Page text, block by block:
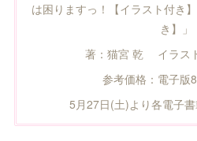
は困りますっ！【イラスト付き
き】」
著：猫宮 乾 イラス
参考価格：電子版
5月27日(土)より各電子